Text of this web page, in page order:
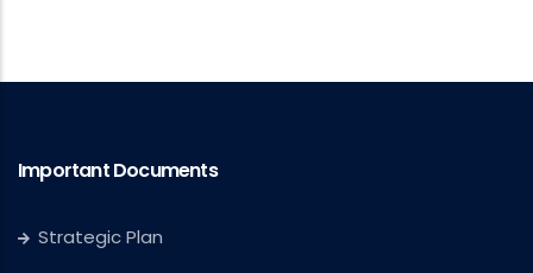
Important Documents
Strategic Plan